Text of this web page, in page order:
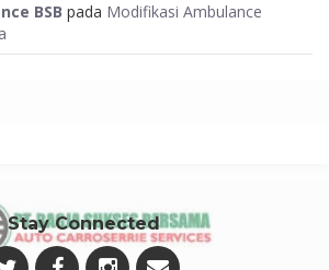
BSB pada Modifikasi Ambulance
Stay Connected